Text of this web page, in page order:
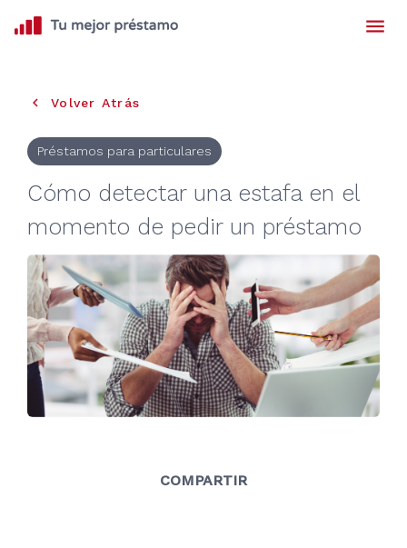
menu
keyboard_arrow_left Volver Atrás
Préstamos para particulares
Cómo detectar una estafa en el
momento de pedir un préstamo
COMPARTIR